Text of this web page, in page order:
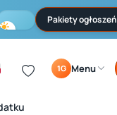
Pakiety ogłoszeń
1G Menu